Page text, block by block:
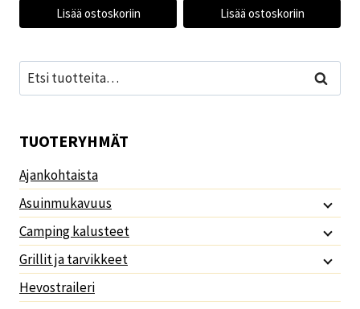
Lisää ostoskoriin Lisää ostoskoriin
Etsi: Haku
TUOTERYHMÄT
Ajankohtaista
Asuinmukavuus
Camping kalusteet
Grillit ja tarvikkeet
Hevostraileri